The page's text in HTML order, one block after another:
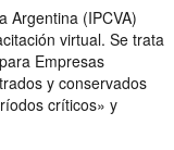
Argentina (IPCVA)
virtual. Se trata
Empresas
y conservados
críticos» y